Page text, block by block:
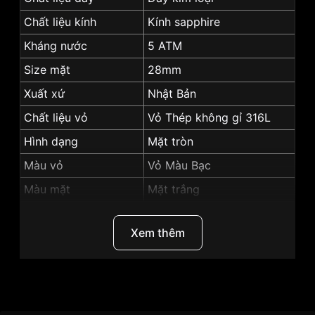
Chất liệu kính
Kính sapphire
Kháng nước
5 ATM
Size mặt
28mm
Xuất xứ
Nhật Bản
Chất liệu vỏ
Vỏ Thép không gỉ 316L
Hình dạng
Mặt tròn
Màu vỏ
Vỏ Màu Bạc
Màu mặt
Mặt trắng
Giờ, phút
Những sản phẩm tương tự"SRWatch 28mm Nữ
Xem thêm